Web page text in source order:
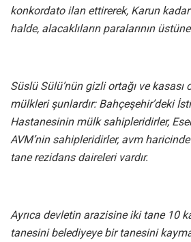
konkordato ilan ettirerek, Karun
halde, alacaklıların paralarının
Süslü Sülü’nün gizli ortağı ve kasası
mülkleri şunlardır: Bahçeşehir’deki
Hastanesinin mülk sahipleridirler,
AVM’nin sahipleridirler, avm
tane rezidans daireleri vardır.
Ayrıca devletin arazisine iki tane 10
tanesini belediyeye bir tanesini